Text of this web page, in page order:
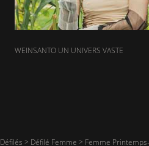
WEINSANTO UN UNIVERS VASTE
Défilés > Défilé Femme > Femme